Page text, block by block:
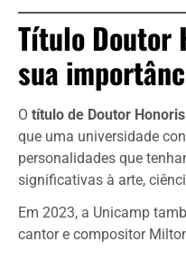
Título Doutor
sua
O título de Doutor
que uma universidade
personalidades que
significativas à arte,
Em 2023, a Unicamp
cantor e compositor